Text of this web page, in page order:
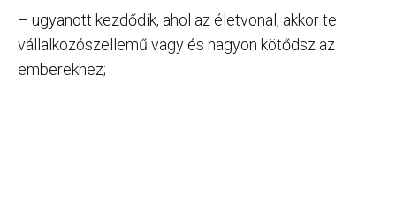
– ugyanott kezdődik, ahol az életvonal, akkor te
vállalkozószellemű vagy és nagyon kötődsz az
emberekhez;